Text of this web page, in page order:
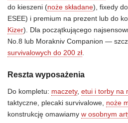
do kieszeni (noże składane), fixedy
ESEE) i premium na prezent lub do
Kizer). Dla początkującego
No.8 lub Morakniv Companion —
survivalowych do 200 zł
Reszta wyposażenia
Do kompletu: maczety,etui i torby na
taktyczne, plecaki survivalowe, noże
konstrukcję omawiamyw osobnym